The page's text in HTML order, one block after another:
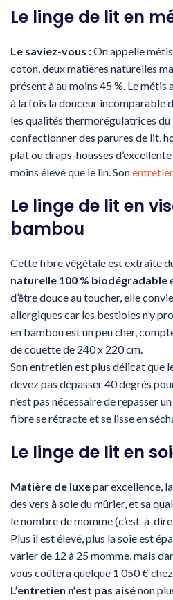
Le linge de lit en
Le saviez-vous :On appelle
coton, deux matières naturelles
présent à au moins 45 %. Le
à la fois la douceur incomparable
les qualités thermorégulatrices du
confectionner des parures de lit,
plat ou draps-housses
moins élevé que le lin. Son
Le linge de lit en
bambou
Cette fibre végétale est extraite
naturelle 100 % biodégradable
d’être douce au toucher, elle
allergiques car les bestioles n’y
en bambou est un peu cher,
de couette de 240 x 220 cm.
Son entretien est plus délicat que
devez pas dépasser 40 degrés
n’est pas nécessaire de repasser
fibre se rétracte et se lisse en
Le linge de lit en
Matière de luxepar excellence,
des vers à soie du mûrier, et sa
le nombre de momme (c’est-à-
Plus il est élevé, plus la soie est
varier de 12 à 25 momme, mais
vous coûtera quelque 1 050 €
L’entretien n’est pas aisénon